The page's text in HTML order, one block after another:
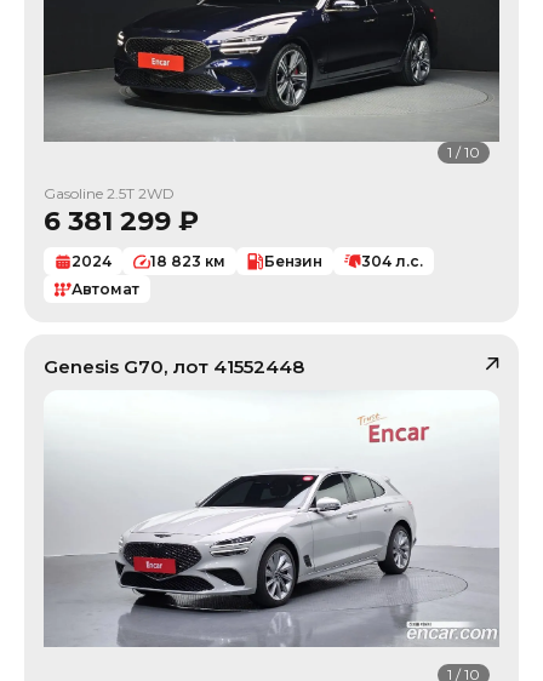
1 /10
Gasoline 2.5T 2WD
6 381 299 ₽
2024 18 823 км Бензин 304 л.с.
Автомат
Genesis G70, лот 41552448
1 /10